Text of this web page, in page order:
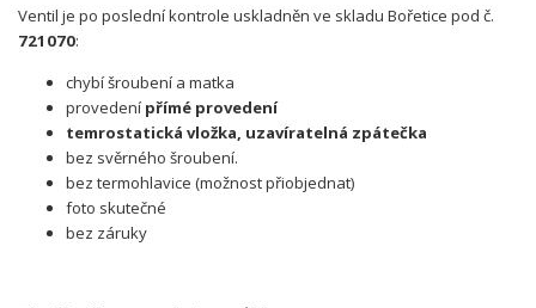
Ventil je po poslední kontrole uskladněn ve skladu Bořetice pod č.
721070:
chybí šroubení a matka
provedení přímé provedení
temrostatická vložka, uzavíratelná zpátečka
bez svěrného šroubení.
bez termohlavice (možnost přiobjednat)
foto skutečné
bez záruky